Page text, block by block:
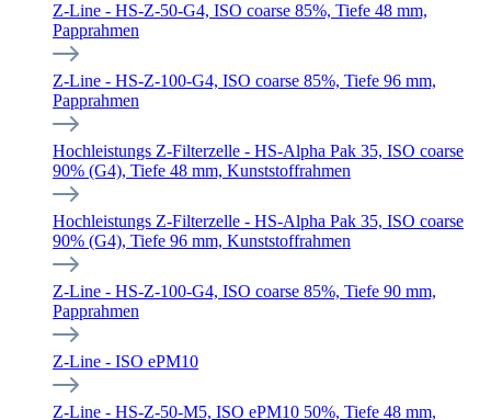
Z-Line - HS-Z-50-G4, ISO coarse 85%, Tiefe 48 mm,
Papprahmen
Z-Line - HS-Z-100-G4, ISO coarse 85%, Tiefe 96 mm,
Papprahmen
Hochleistungs Z-Filterzelle - HS-Alpha Pak 35, ISO coarse
90% (G4), Tiefe 48 mm, Kunststoffrahmen
Hochleistungs Z-Filterzelle - HS-Alpha Pak 35, ISO coarse
90% (G4), Tiefe 96 mm, Kunststoffrahmen
Z-Line - HS-Z-100-G4, ISO coarse 85%, Tiefe 90 mm,
Papprahmen
Z-Line - ISO ePM10
Z-Line - HS-Z-50-M5, ISO ePM10 50%, Tiefe 48 mm,